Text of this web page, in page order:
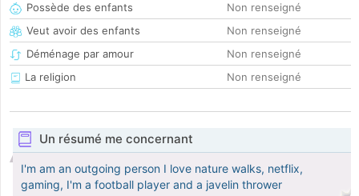
Possède des enfants
Non renseigné
Veut avoir des enfants
Non renseigné
Déménage par amour
Non renseigné
La religion
Non renseigné
Un résumé me concernant
I'm am an outgoing person I love nature walks, netflix,
gaming, I'm a football player and a javelin thrower